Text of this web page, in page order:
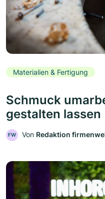
Materialien & Fertigung
Schmuck
gestalten lassen
FW Von Redaktion